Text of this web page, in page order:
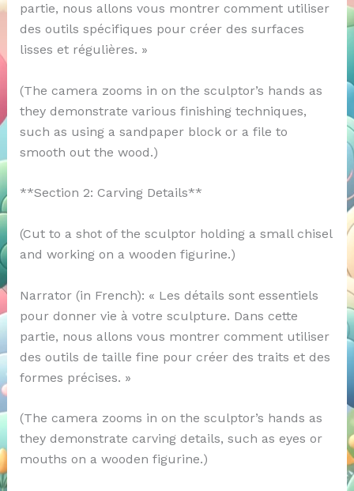
partie, nous allons vous montrer comment utiliser
des outils spécifiques pour créer des surfaces
lisses et régulières. »
(The camera zooms in on the sculptor’s hands as
they demonstrate various finishing techniques,
such as using a sandpaper block or a file to
smooth out the wood.)
**Section 2: Carving Details**
(Cut to a shot of the sculptor holding a small chisel
and working on a wooden figurine.)
Narrator (in French): « Les détails sont essentiels
pour donner vie à votre sculpture. Dans cette
partie, nous allons vous montrer comment utiliser
des outils de taille fine pour créer des traits et des
formes précises. »
(The camera zooms in on the sculptor’s hands as
they demonstrate carving details, such as eyes or
mouths on a wooden figurine.)